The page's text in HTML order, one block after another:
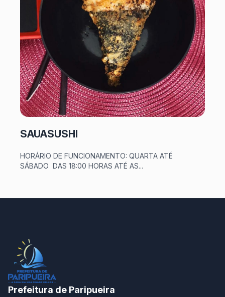
SAUASUSHI
HORÁRIO DE FUNCIONAMENTO: QUARTA ATÉ
SÁBADO DAS 18:00 HORAS ATÉ AS...
Prefeitura de Paripueira